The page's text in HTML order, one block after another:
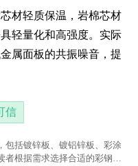
材轻质保温，岩棉芯材
轻量化和高强度。实际
属面板的共振噪音，提
信
包括镀锌板、镀铝锌板、彩涂
根据需求选择合适的彩钢瓦